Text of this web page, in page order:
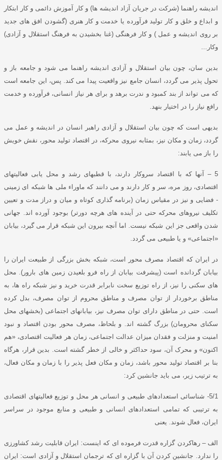
اندیشه راهنما (شرکت در جریان آزاد اندیشه ها) و کار آموزش دائمی و کار ابتکار
و ابداع و خلق و کار تولید فرآورده یا خدمت و کار هنری(گشودن افق های جدید
بر روی اندیشه و عمل) و کار فرهنگی(غنا بخشیدن به فرهنگ استقلال و آزادی)
وکار
بدین سان، چون بیان استقلال و آزادی اندیشه راهنما می شود و جامعه باز و
تحول پذیر می گردد، انسان جامع نیز واقعیت پیدا می کند
پس، این جامعه است
که می تواند از بند کمبود و ندرت برهد و برای هر نیاز انسانی، فرآورده و خدمت
رافع نیاز را در اختیار بنهد
بدیهی است که چون بیان استقلال و آزادی راهبر انسان در اندیشه و عمل می
گردد، زمان و مکان نیز، بمثابه نیروی محرکه، در اقتصاد تولید محور، نقش خویش
را باز می یابند :
5 –
آنها که با اقتصاد سروکار دارند، با قطبهای رشد و محل یابی فعالیتهای
اقتصادی، روز مره، سر و کار دارند و می دانند که ماوراء ملی ها شبکه ای زمینی
- فضایی و نیز در مقیاس زمان (برنامه گذاری کوتاه و میان و دراز مدت و تعیین
تکلیف نیروهای محرکه حتی در آینده های هرچه دورتر ) بوجود آورده اند
جهانی
شدن واقعی جز این شبکه نیست
اما آنچه بیرون این شبکه قرار می گیرد، بیابان
« اجتماعی» و یا طبیعی می گردد
در ایران که اقتصاد مصرف محور است، شبکه بخش بزرگی از طبیعت ایران را
بیابان گردانده است(پیشرفت بیابان از راه فرو بلعیدن زمین های بارور ). محل
های سکنی را نیز، از راه توزیع سخت نابرابر قدرت خرید و نیز شبکه راه ها، به
مناطق برخوردار از توان مصرف و مناطق محروم از توان مصرف، بدل کرده
است
حتی در مناطق دارای توان مصرف نیز، بیابانهای اجتماعی(بخشهای محل
سکنای محرومان) بزرگ گشته اند
و بلحاظ، مصرف محور بودن اقتصاد و نبود
امنیت و منزلت و فقدان میزان عدالت اجتماعی، زمان هر فعالیت اقتصادی، «هم
اکنون»و محرک آن، سود حداکثر و خالی از خطر گشته است
بدین قرار، هرگاه
بنا بر اقتصاد تولید محور باشد، زمان و مکان فعل پذیر را با زمان و مکان فعال،
به ترتیب زیر، می باید جانشین کرد :
5/1-
شناسائی استعدادهای طبیعی و انسانی هر محل و توزیع فعالیتهای اقتصادی
به ترتیبی که تمامی استعدادهای انسانی و طبیعی و منابع موجود در سراسر
ایران، فعال شوند
یعنی
الف – رهاکردن گزاره قدرت فرموده ای که اینست:
ایران قابلیت رشد کشاورزی
را ندارد
جانشین کردن آن با گزاره ای که ترجمان استقلال و آزادی است:
ایران